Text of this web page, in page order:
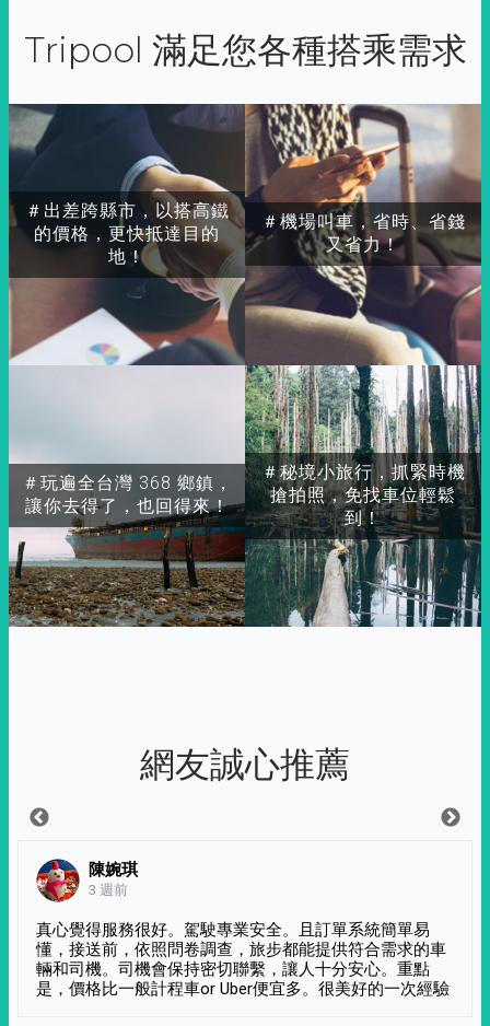
Tripool 滿足您各種搭乘需求
＃出差跨縣市，以搭高鐵
的價格，更快抵達目的
地！
＃玩遍全台灣 368 鄉鎮，
讓你去得了，也回得來！
＃秘境小旅行，抓緊時機
搶拍照，免找車位輕鬆
到！
＃機場叫車，省時、省錢
又省力！
網友誠心推薦
陳婉琪
3 週前
真心覺得服務很好。駕駛專業安全。且訂單系統簡單易
懂，接送前，依照問卷調查，旅步都能提供符合需求的車
輛和司機。司機會保持密切聯繫，讓人十分安心。重點
是，價格比一般計程車or Uber便宜多。很美好的一次經驗